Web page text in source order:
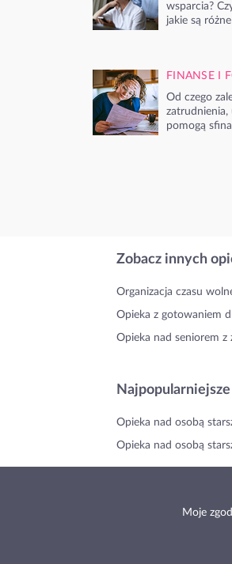
wsparcia?
jakie są
FINANSE I
Od czego
pomogą
Zobacz innych
Organizacja czasu
Opieka z gotowaniem
Opieka nad seniorem z
Opieka nad osobą
Opieka nad osobą
Moje